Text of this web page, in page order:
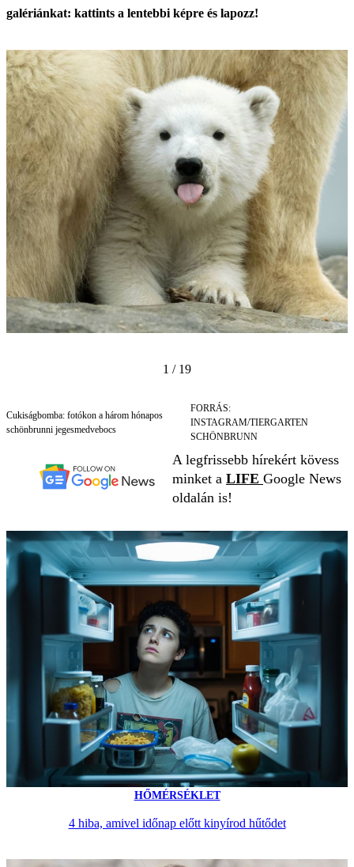
galériánkat: kattints a lentebbi képre és lapozz!
1 / 19
Cukiságbomba: fotókon a három hónapos
schönbrunni jegesmedvebocs
FORRÁS:
INSTAGRAM/TIERGARTEN
SCHÖNBRUNN
A legfrissebb hírekért kövess
minket a LIFE Google News
oldalán is!
HŐMÉRSÉKLET
4 hiba, amivel időnap előtt kinyírod hűtődet